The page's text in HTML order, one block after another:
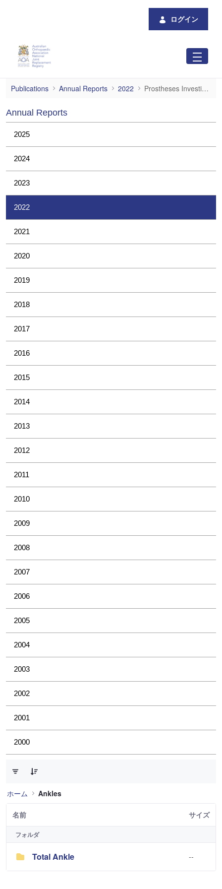
ログイン
Prostheses Investigations
Publications Annual Reports 2022 Prostheses Investigations
Annual Reports
2025
2024
2023
2022
2021
2020
2019
2018
2017
2016
2015
2014
2013
2012
2011
2010
2009
2008
2007
2006
2005
2004
2003
2002
2001
2000
ホーム Ankles
名前 サイズ
フォルダ
Total Ankle --